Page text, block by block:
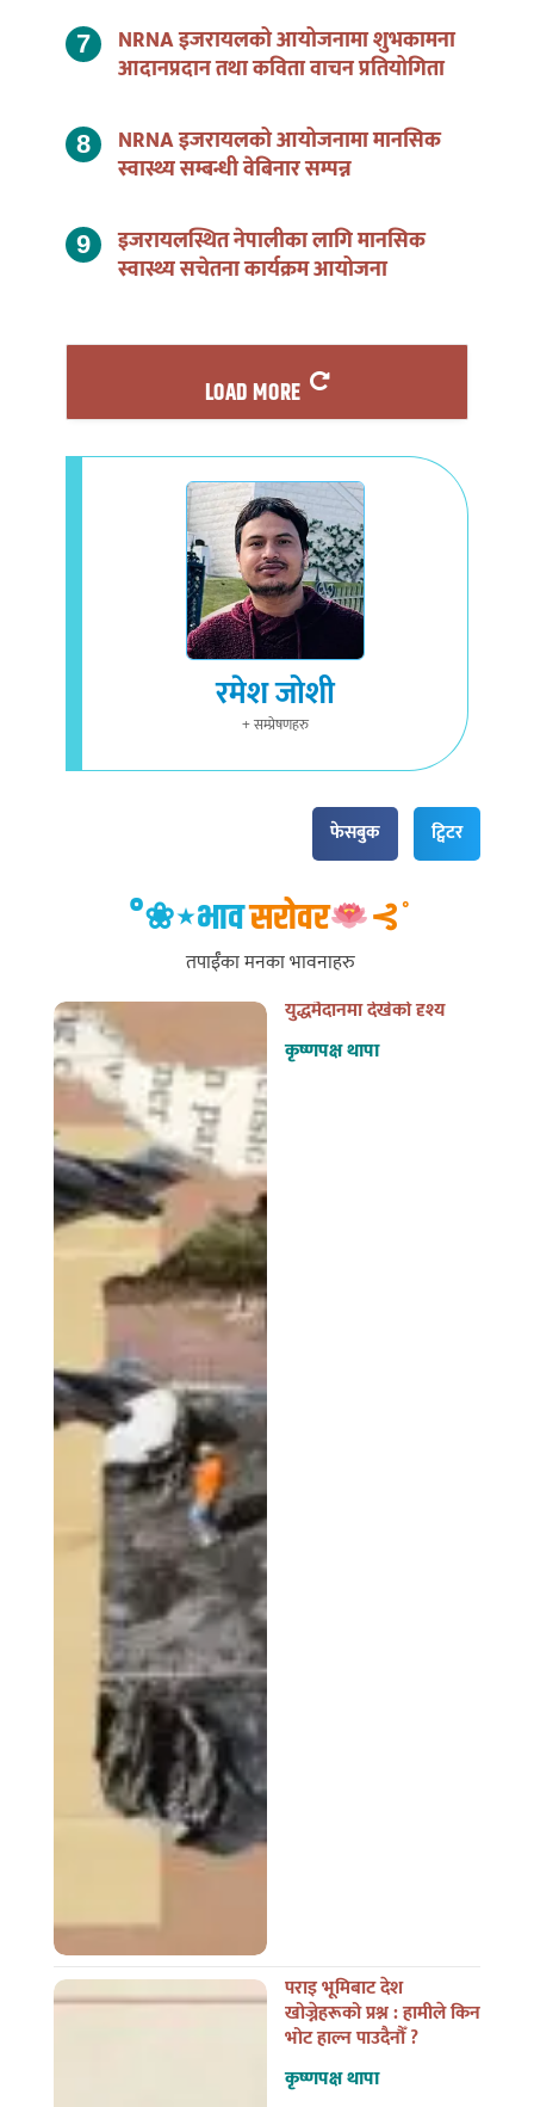
फेसबुक ट्विटर
NRNA इजरायलको आयोजनामा शुभकामना
आदानप्रदान तथा कविता वाचन प्रतियोगिता
NRNA इजरायलको आयोजनामा मानसिक
स्वास्थ्य सम्बन्धी वेबिनार सम्पन्न
इजरायलस्थित नेपालीका लागि मानसिक
स्वास्थ्य सचेतना कार्यक्रम आयोजना
LOAD MORE
रमेश जोशी
+ सम्प्रेषणहरु
°❀⋆भावसरोवर ⊰˚
तपाईँका मनका भावनाहरु
युद्धमैदानमा देखेको दृश्य
कृष्णपक्ष थापा
पराइ भूमिबाट देश
खोज्नेहरूको प्रश्न : हामीले किन
भोट हाल्न पाउदैनौँ ?
कृष्णपक्ष थापा